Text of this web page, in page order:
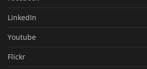
LinkedIn
Youtube
Flickr